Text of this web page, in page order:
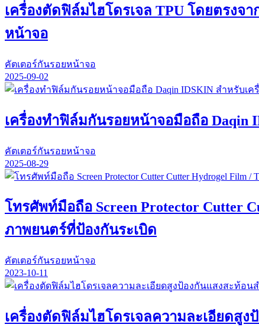
เครื่องตัดฟิล์มไฮโดรเจล TPU โดยตรงจ
หน้าจอ
คัตเตอร์กันรอยหน้าจอ
2025-09-02
เครื่องทำฟิล์มกันรอยหน้าจอมือถือ Daqin
คัตเตอร์กันรอยหน้าจอ
2025-08-29
โทรศัพท์มือถือ Screen Protector Cutter
ภาพยนตร์ที่ป้องกันระเบิด
คัตเตอร์กันรอยหน้าจอ
2023-10-11
เครื่องตัดฟิล์มไฮโดรเจลความละเอียดสู